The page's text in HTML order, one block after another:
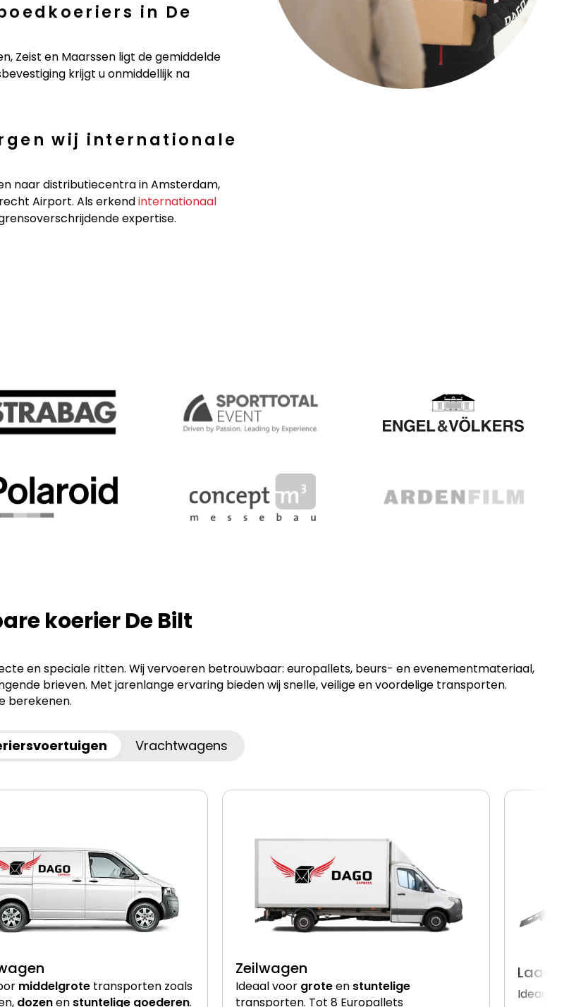
in De
Zeist en Maarssen ligt de gemiddelde
krijgt u onmiddellijk na
wij internationale
naar distributiecentra in Amsterdam,
Airport. Als erkendinternationaal
expertise.
koerier De Bilt
en speciale ritten. Wij vervoeren betrouwbaar: europallets, beurs- en evenementmateriaal,
brieven. Met jarenlange ervaring bieden wij snelle, veilige en voordelige transporten.
berekenen.
Vrachtwagens
middelgrote transporten zoals
dozenen stuntelige goederen.
Zeilwagen
Ideaal voor groteen stuntelige
transporten. Tot 8 Europallets
Ideaal